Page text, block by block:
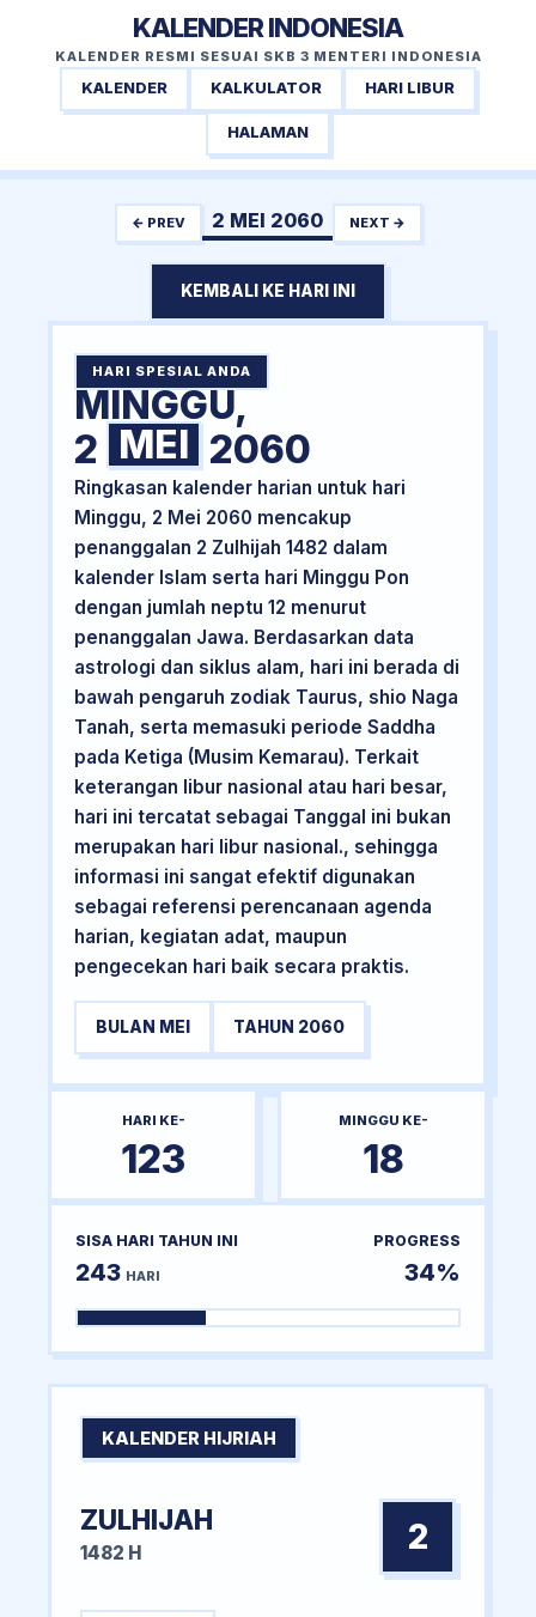
KALENDER INDONESIA
KALENDER RESMI SESUAI SKB 3 MENTERI INDONESIA
KALENDER KALKULATOR HARI LIBUR
HALAMAN
← PREV 2 MEI 2060 NEXT →
KEMBALI KE HARI INI
HARI SPESIAL ANDA
MINGGU,
2 MEI 2060
Ringkasan kalender harian untuk hari
Minggu, 2 Mei 2060 mencakup
penanggalan 2 Zulhijah 1482 dalam
kalender Islam serta hari Minggu Pon
dengan jumlah neptu 12 menurut
penanggalan Jawa. Berdasarkan data
astrologi dan siklus alam, hari ini berada di
bawah pengaruh zodiak Taurus, shio Naga
Tanah, serta memasuki periode Saddha
pada Ketiga (Musim Kemarau). Terkait
keterangan libur nasional atau hari besar,
hari ini tercatat sebagai Tanggal ini bukan
merupakan hari libur nasional., sehingga
informasi ini sangat efektif digunakan
sebagai referensi perencanaan agenda
harian, kegiatan adat, maupun
pengecekan hari baik secara praktis.
BULAN MEI TAHUN 2060
HARI KE-
123
MINGGU KE-
18
SISA HARI TAHUN INI
243 HARI
PROGRESS
34%
KALENDER HIJRIAH
ZULHIJAH
1482 H 2